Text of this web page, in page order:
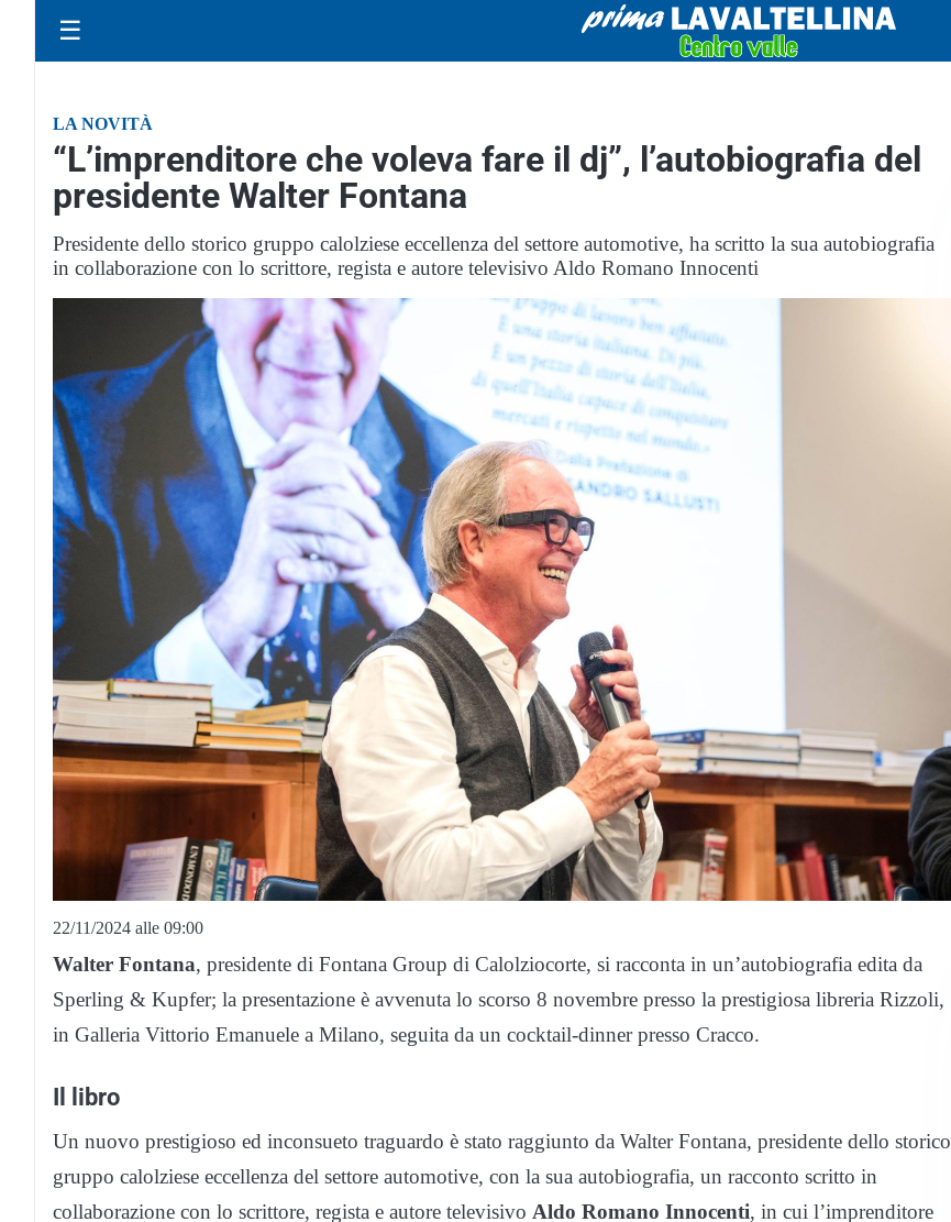
☰
LA NOVITÀ
“L’imprenditore che voleva fare il dj”, l’autobiografia del
presidente Walter Fontana
Presidente dello storico gruppo calolziese eccellenza del settore automotive, ha scritto la sua autobiografia
in collaborazione con lo scrittore, regista e autore televisivo Aldo Romano Innocenti
22/11/2024 alle 09:00
Walter Fontana, presidente di Fontana Group di Calolziocorte, si racconta in un’autobiografia edita da
Sperling & Kupfer; la presentazione è avvenuta lo scorso 8 novembre presso la prestigiosa libreria Rizzoli,
in Galleria Vittorio Emanuele a Milano, seguita da un cocktail-dinner presso Cracco.
Il libro
Un nuovo prestigioso ed inconsueto traguardo è stato raggiunto da Walter Fontana, presidente dello storico
gruppo calolziese eccellenza del settore automotive, con la sua autobiografia, un racconto scritto in
collaborazione con lo scrittore, regista e autore televisivo Aldo Romano Innocenti, in cui l’imprenditore